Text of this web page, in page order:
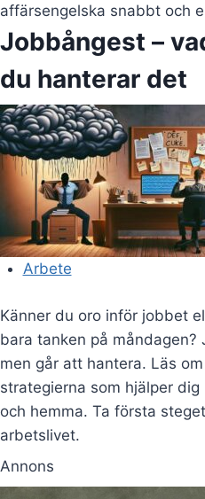
affärsengelska snabbt och
Jobbångest –
du hanterar det
Arbete
Känner du oro inför jobbet
bara tanken på måndagen?
men går att hantera. Läs
strategierna som hjälper
och hemma. Ta första
arbetslivet.
Annons